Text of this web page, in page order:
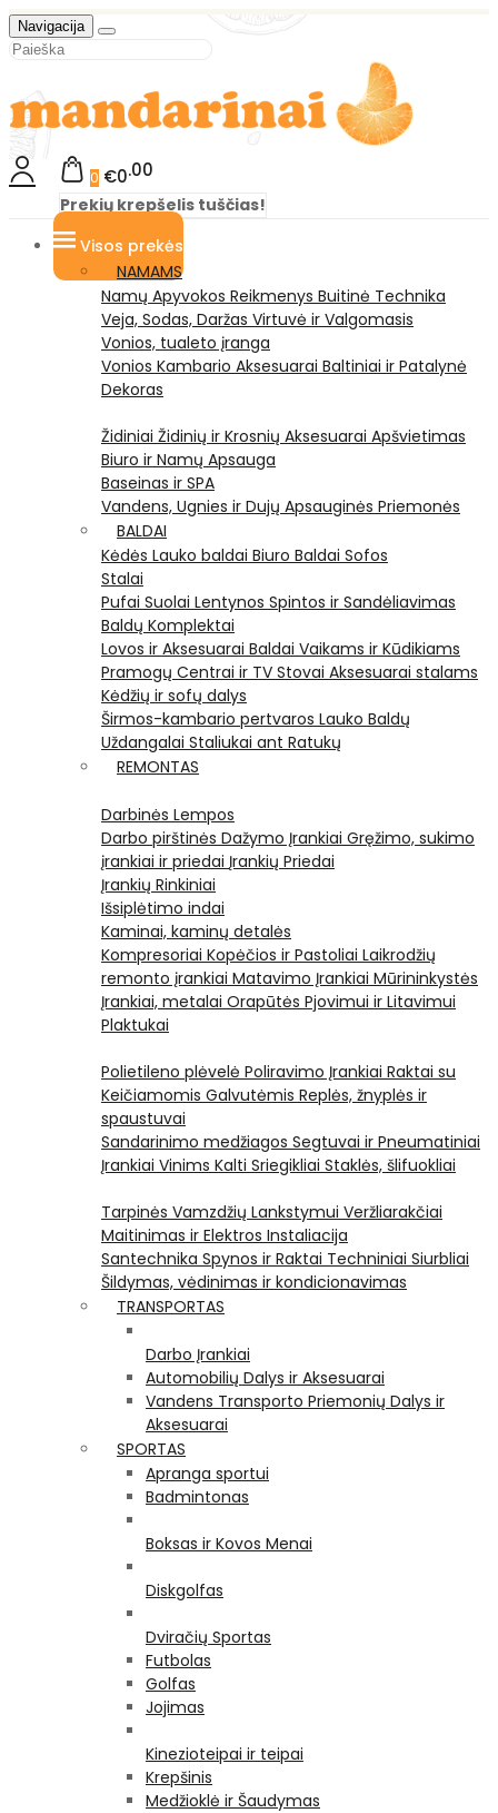
Navigacija
0 €0 00
Prekių krepšelis tuščias!
Visos prekės
NAMAMS
Namų Apyvokos Reikmenys Buitinė Technika
Veja, Sodas, Daržas Virtuvė ir Valgomasis
Vonios, tualeto įranga
Vonios Kambario Aksesuarai Baltiniai ir Patalynė
Dekoras
Židiniai Židinių ir Krosnių Aksesuarai Apšvietimas
Biuro ir Namų Apsauga
Baseinas ir SPA
Vandens, Ugnies ir Dujų Apsauginės Priemonės
BALDAI
Kėdės Lauko baldai Biuro Baldai Sofos
Stalai
Pufai Suolai Lentynos Spintos ir Sandėliavimas
Baldų Komplektai
Lovos ir Aksesuarai Baldai Vaikams ir Kūdikiams
Pramogų Centrai ir TV Stovai Aksesuarai stalams
Kėdžių ir sofų dalys
Širmos-kambario pertvaros Lauko Baldų
Uždangalai Staliukai ant Ratukų
REMONTAS
Darbinės Lempos
Darbo pirštinės Dažymo Įrankiai Gręžimo, sukimo
įrankiai ir priedai Įrankių Priedai
Įrankių Rinkiniai
Išsiplėtimo indai
Kaminai, kaminų detalės
Kompresoriai Kopėčios ir Pastoliai Laikrodžių
remonto įrankiai Matavimo Įrankiai Mūrininkystės
Įrankiai, metalai Orapūtės Pjovimui ir Litavimui
Plaktukai
Polietileno plėvelė Poliravimo Įrankiai Raktai su
Keičiamomis Galvutėmis Replės, žnyplės ir
spaustuvai
Sandarinimo medžiagos Segtuvai ir Pneumatiniai
Įrankiai Vinims Kalti Sriegikliai Staklės, šlifuokliai
Tarpinės Vamzdžių Lankstymui Veržliarakčiai
Maitinimas ir Elektros Instaliacija
Santechnika Spynos ir Raktai Techniniai Siurbliai
Šildymas, vėdinimas ir kondicionavimas
TRANSPORTAS
Darbo Įrankiai
Automobilių Dalys ir Aksesuarai
Vandens Transporto Priemonių Dalys ir
Aksesuarai
SPORTAS
Apranga sportui
Badmintonas
Boksas ir Kovos Menai
Diskgolfas
Dviračių Sportas
Futbolas
Golfas
Jojimas
Kinezioteipai ir teipai
Krepšinis
Medžioklė ir Šaudymas